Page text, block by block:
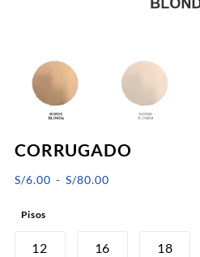
CORRUGADO
S/6.00 - S/80.00Rango
Pisos
12 16 18